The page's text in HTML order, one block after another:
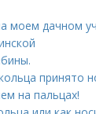
моем дачном
принято
на пальцах!